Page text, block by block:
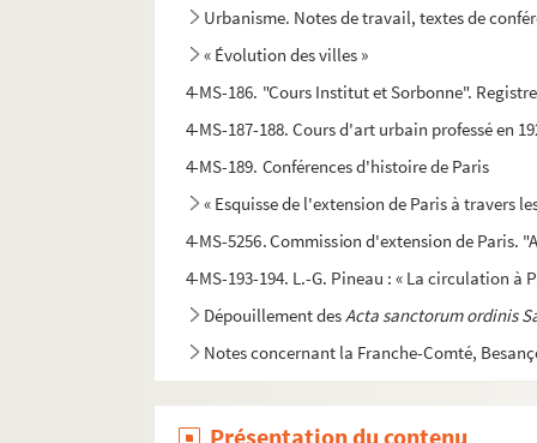
Urbanisme. Notes de travail, textes de
« Évolution des villes »
4-MS-186. "Cours Institut et Sorbonne".
4-MS-187-188. Cours d'art urbain professé en
4-MS-189. Conférences d'histoire de Paris
« Esquisse de l'extension de Paris à travers
4-MS-5256. Commission d'extension de Paris.
4-MS-193-194. L.-G. Pineau : « La circulation
Dépouillement desActa sanctorum ordinis
Notes concernant la Franche-Comté,
Papiers divers
Présentation du contenu